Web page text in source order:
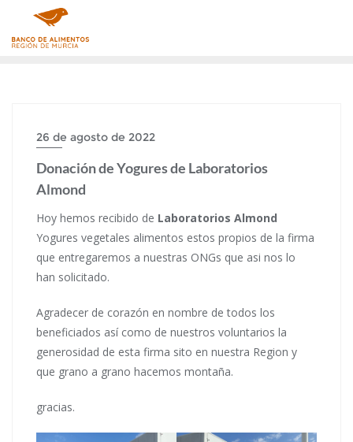
contenido
26 de agosto de 2022
Donación de Yogures de Laboratorios
Almond
Hoy hemos recibido de Laboratorios Almond
Yogures vegetales alimentos estos propios de la firma
que entregaremos a nuestras ONGs que asi nos lo
han solicitado.
Agradecer de corazón en nombre de todos los
beneficiados así como de nuestros voluntarios la
generosidad de esta firma sito en nuestra Region y
que grano a grano hacemos montaña.
gracias.